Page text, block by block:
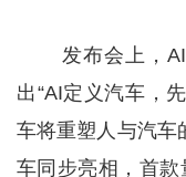
发布会上，
出“AI定义汽车，
车将重塑人与汽车
车同步亮相，首